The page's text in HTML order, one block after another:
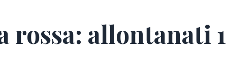
rossa: allontanati